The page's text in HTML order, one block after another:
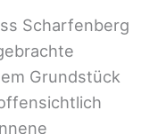
Scharfenberg
Grundstück